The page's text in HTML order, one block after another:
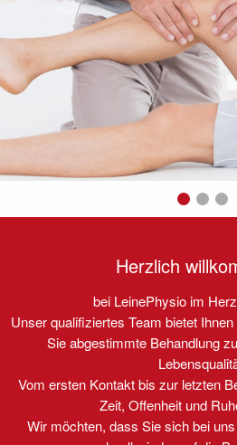
Herzlich
bei LeinePhysio im
Unser qualifiziertes Team bietet
Sie abgestimmte Behandlung
Vom ersten Kontakt bis zur letzten
Zeit, Offenheit und
Wir möchten, dass Sie sich bei